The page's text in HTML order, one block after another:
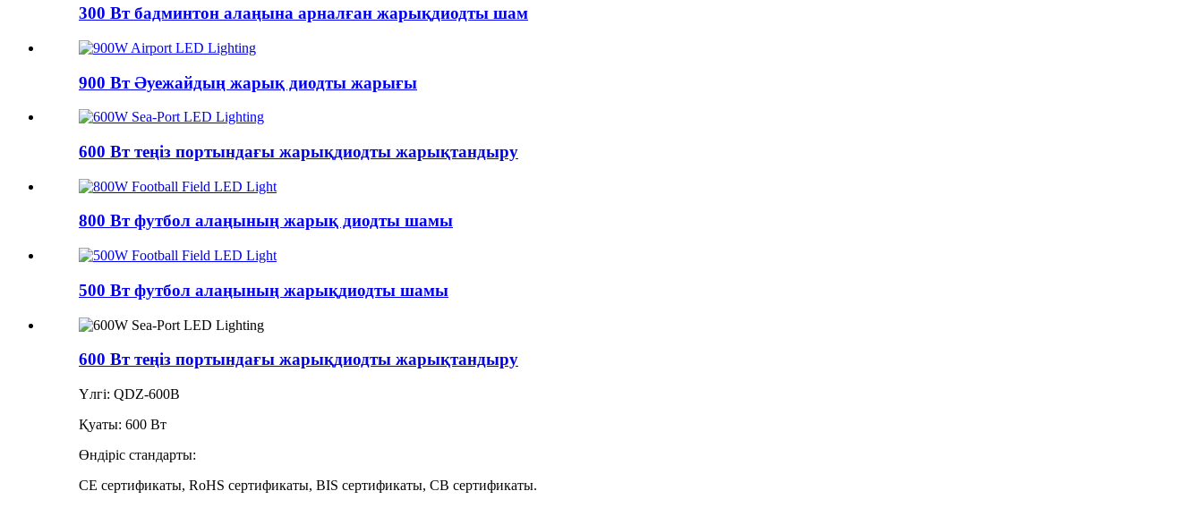
300 Вт бадминтон алаңына арналған жарықдиодты шам
900 Вт Әуежайдың жарық диодты жарығы
600 Вт теңіз портындағы жарықдиодты жарықтандыру
800 Вт футбол алаңының жарық диодты шамы
500 Вт футбол алаңының жарықдиодты шамы
600 Вт теңіз портындағы жарықдиодты жарықтандыру
Үлгі: QDZ-600B
Қуаты: 600 Вт
Өндіріс стандарты:
CE сертификаты, RoHS сертификаты, BIS сертификаты, CB сертификаты.